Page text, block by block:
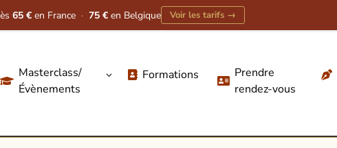
65 € en France · 75 € en Belgique Voir les tarifs →

Masterclass/
Évènements
3  Formations 
Prendre
rendez-vous
